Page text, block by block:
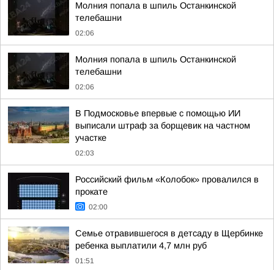
Молния попала в шпиль Останкинской
телебашни
02:06
Молния попала в шпиль Останкинской
телебашни
02:06
В Подмосковье впервые с помощью ИИ
выписали штраф за борщевик на частном
участке
02:03
Российский фильм «Колобок» провалился в
прокате
02:00
Семье отравившегося в детсаду в Щербинке
ребенка выплатили 4,7 млн руб
01:51